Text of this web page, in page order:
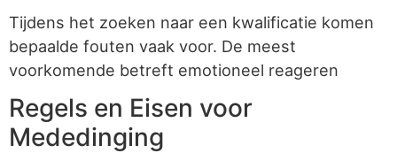
Tijdens het zoeken naar een kwalificatie komen
bepaalde fouten vaak voor. De meest
voorkomende betreft emotioneel reageren
Regels en Eisen voor
Mededinging